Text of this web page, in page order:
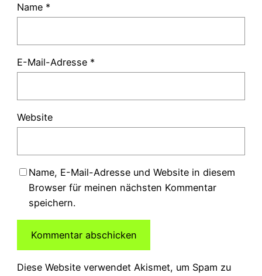
Name *
E-Mail-Adresse *
Website
Name, E-Mail-Adresse und Website in diesem
Browser für meinen nächsten Kommentar
speichern.
Diese Website verwendet Akismet, um Spam zu